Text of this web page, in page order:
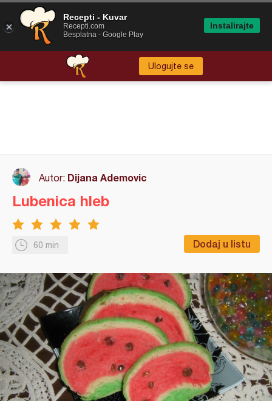
Ulogujte se
Autor: Dijana Ademovic
60 min Dodaj u listu
Lubenica hleb
Recepti - Kuvar
Recepti.com
Besplatna - Google Play
Instalirajte